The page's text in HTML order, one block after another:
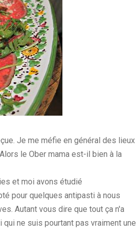
Je me méfie en général des lieux
le Ober mama est-il bien à la
et moi avons étudié
pour quelques antipasti à nous
Autant vous dire que tout ça n'a
ne suis pourtant pas vraiment une